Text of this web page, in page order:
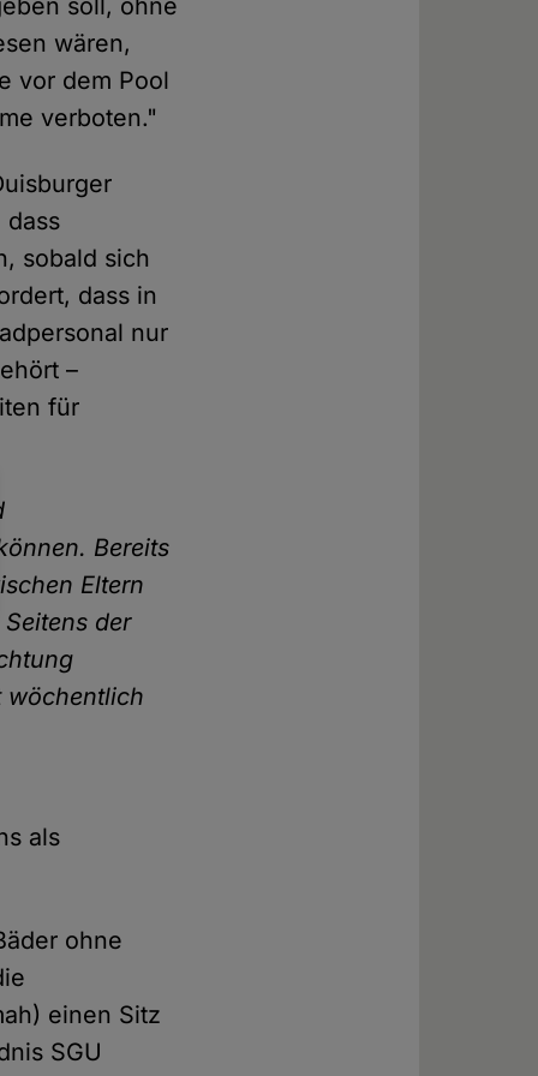
soll, ohne
wären,
vor dem Pool
verboten."
dass
sobald sich
dass in
nur
–
für
Bereits
Eltern
der
wöchentlich
als
ohne
einen Sitz
SGU